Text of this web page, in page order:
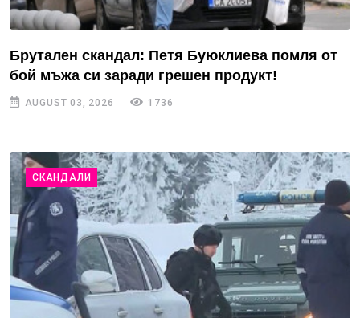
Брутален скандал: Петя Буюклиева помля от
бой мъжа си заради грешен продукт!
AUGUST 03, 2026 1736
СКАНДАЛИ